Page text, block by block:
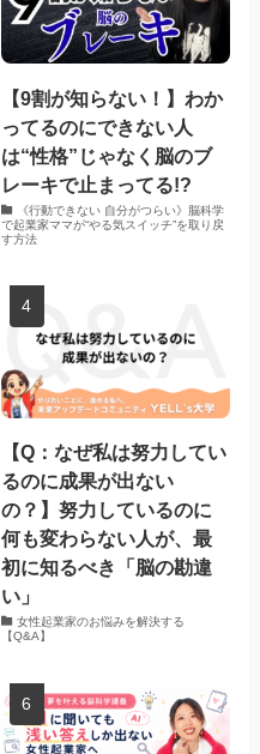
【9割が知らない！】わか
ってるのにできない人
は“性格”じゃなく脳のブ
レーキで止まってる!?
《行動できない 自分がつらい》脳科学
で起業家ママが“やる気スイッチ”を取り戻
す方法
【Q：なぜ私は努力してい
るのに成果が出ない
の？】努力しているのに
何も変わらない人が、最
初に知るべき「脳の勘違
い」
女性起業家のお悩みを解決する
【Q&A】